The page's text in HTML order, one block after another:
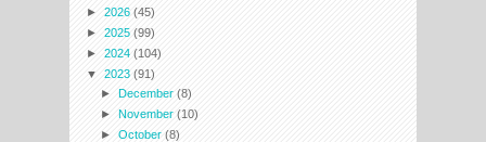
► 2026 (45)
► 2025 (99)
► 2024 (104)
▼ 2023 (91)
►
December(8)
► November(10)
►October(8)